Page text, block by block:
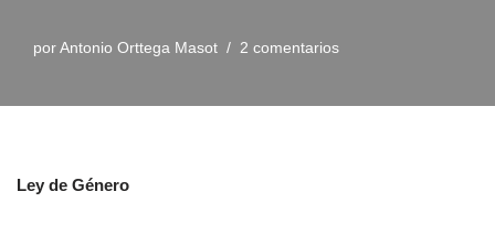
por Antonio Orttega Masot 2 comentarios
Ley de Género